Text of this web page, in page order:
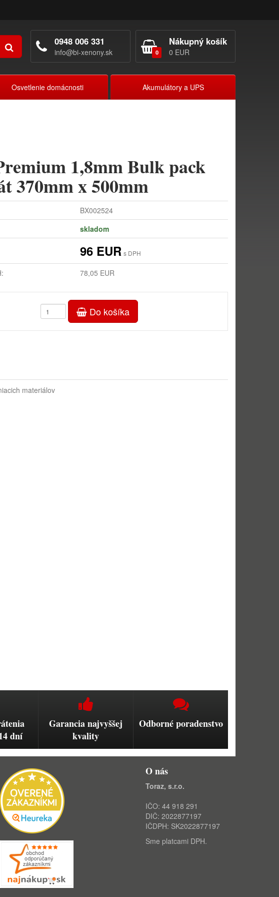
0
Nákupný košík
0 EUR
0948 006 331
info@bi-xenony.sk
Osvetlenie domácnosti Akumulátory a UPS
1,8mm Bulk pack
370mm x 500mm
BX002524
skladom
96 EUR s DPH
78,05 EUR
Do košíka
materiálov
dní
Garancia najvyššej
kvality
Odborné poradenstvo
O nás
Toraz, s.r.o.
IČO: 44 918 291
DIČ: 2022877197
IČDPH: SK2022877197
Sme platcami DPH.